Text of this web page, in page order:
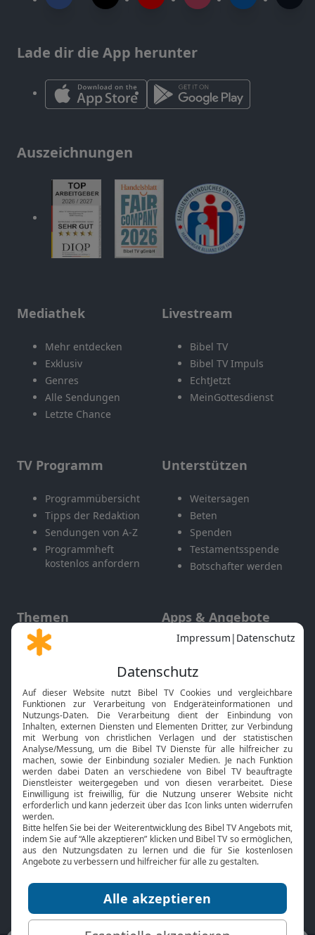
Lade dir die App herunter
Auszeichnungen
Mediathek
Mehr entdecken
Exklusiv
Genres
Alle Sendungen
Letzte Chance
Livestream
Bibel TV
Bibel TV Impuls
EchtJetzt
MeinGottesdienst
TV Programm
Programmübersicht
Tipps der Redaktion
Sendungen von A-Z
Programmheft
kostenlos anfordern
Unterstützen
Weitersagen
Beten
Spenden
Testamentsspende
Botschafter werden
Themen
Gott und Bibel erklärt
Neuigkeiten
Apps & Angebote
Mobile App
Smart TV
HbbTV
Bibelthek Online-Bibel
Nächster Gottesdienst
Bibel TV
Über uns
Jobs
Mediadaten
Service
Kontakt
TV-Empfang